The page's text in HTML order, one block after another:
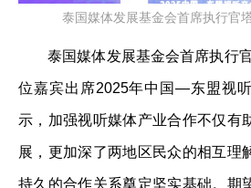
泰国媒体发展基金会首席执行官
泰国媒体发展基金会首席执行
位嘉宾出席2025年中国—东盟视
示，加强视听媒体产业合作不仅有
展，更加深了两地区民众的相互理
持久的合作关系奠定坚实基础。期